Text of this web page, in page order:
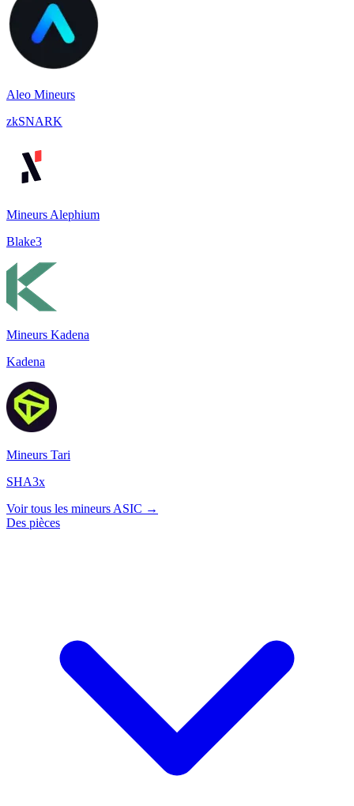
Aleo Mineurs
zkSNARK
Mineurs Alephium
Blake3
Mineurs Kadena
Kadena
Mineurs Tari
SHA3x
Voir tous les mineurs ASIC →
Des pièces